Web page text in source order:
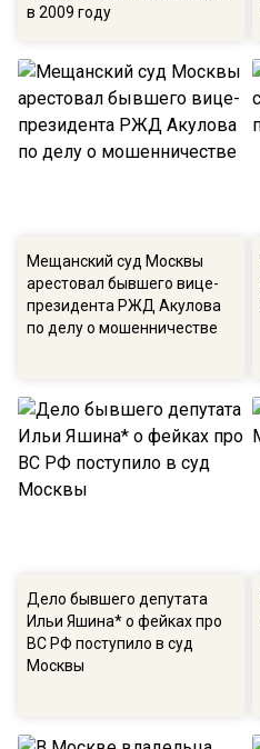
в 2009 году
Мещанский суд Москвы
арестовал бывшего вице-
президента РЖД Акулова
по делу о мошенничестве
Дело бывшего депутата
Ильи Яшина* о фейках про
ВС РФ поступило в суд
Москвы